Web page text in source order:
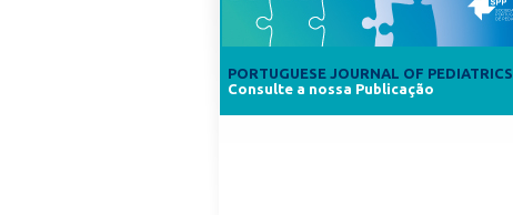
PORTUGUESE JOURNAL OF PEDIATRICS
Consulte a nossa Publicação